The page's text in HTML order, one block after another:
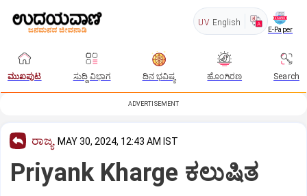
UV English
E-Paper
ಮುಖಪುಟ ಸುದ್ದಿ ವಿಭಾಗ ದಿನ ಭವಿಷ್ಯ ಹೊಂಗಿರಣ Search
ADVERTISEMENT
ರಾಜ್ಯ MAY 30, 2024, 12:43 AM IST
Priyank Kharge ಕಲುಷಿತ